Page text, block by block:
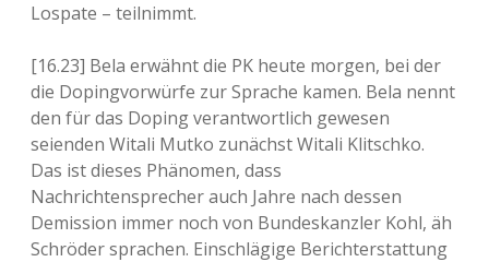
Lospate – teilnimmt.
[16.23] Bela erwähnt die PK heute morgen, bei der
die Dopingvorwürfe zur Sprache kamen. Bela nennt
den für das Doping verantwortlich gewesen
seienden Witali Mutko zunächst Witali Klitschko.
Das ist dieses Phänomen, dass
Nachrichtensprecher auch Jahre nach dessen
Demission immer noch von Bundeskanzler Kohl, äh
Schröder sprachen. Einschlägige Berichterstattung